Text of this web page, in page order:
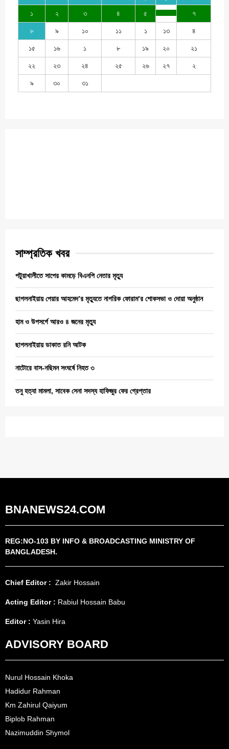
১ ২ ৩ ৪ ৫ ৭
৮ ৯ ১০ ১১ ১ ১৩ ৪
১৫ ১৬ ১ ৮ ১৯ ২০ ২১
২২ ২৩ ২৪ ২৫ ২৬ ২৭ ২
৯ ৩০ ৩১
সাম্প্রতিক খবর
পটুয়াখালীতে সাপের কামড়ে বিএনপি নেতার মৃত্যু
ছাগলনাইয়ায় পেয়ার আহমেদ’র মৃত্যুতে নাগরিক ফোরাম’র শোকসভা ও দোয়া অনুষ্ঠান
হাম ও উপসর্গে আরও ৪ জনের মৃত্যু
ছাগলনাইয়ায় ডাকাত রনি আটক
নাটোরে বাস-নছিমন সংঘর্ষে নিহত ৩
তনু হত্যা মামলা, সাবেক সেনা সদস্য হাফিজুর ফের গ্রেপ্তার
BNANEWS24.COM
REG:NO-103 BY INFO & BROADCASTING MINISTRY OF
BANGLADESH.
Chief Editor : Zakir Hossain
Acting Editor : Rabiul Hossain Babu
Editor : Yasin Hira
ADVISORY BOARD
Nurul Hossain Khoka
Hadidur Rahman
Km Zahirul Qaiyum
Biplob Rahman
Nazimuddin Shymol